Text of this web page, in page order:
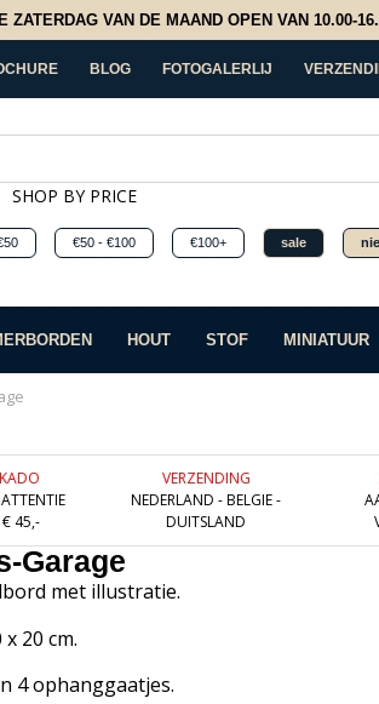
VAN DE MAAND OPEN VAN 10.00-
BLOG FOTOGALERLIJ
SHOP BY PRICE
€50 - €100 €100+ sale
HOUT STOF MINIATUUR
€ 45,-
VERZENDING
NEDERLAND - BELGIE -
DUITSLAND
Garage
met illustratie.
20 cm.
4 ophanggaatjes.